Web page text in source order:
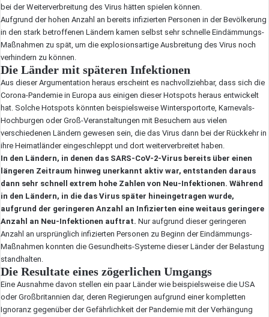
bei der Weiterverbreitung des Virus hätten spielen können.
Aufgrund der hohen Anzahl an bereits infizierten Personen in der Bevölkerung
in den stark betroffenen Ländern kamen selbst sehr schnelle Eindämmungs-
Maßnahmen zu spät, um die explosionsartige Ausbreitung des Virus noch
verhindern zu können.
Die Länder mit späteren Infektionen
Aus dieser Argumentation heraus erscheint es nachvollziehbar, dass sich die
Corona-Pandemie in Europa aus einigen dieser Hotspots heraus entwickelt
hat. Solche Hotspots könnten beispielsweise Wintersportorte, Karnevals-
Hochburgen oder Groß-Veranstaltungen mit Besuchern aus vielen
verschiedenen Ländern gewesen sein, die das Virus dann bei der Rückkehr in
ihre Heimatländer eingeschleppt und dort weiterverbreitet haben.
In den Ländern, in denen das SARS-CoV-2-Virus bereits über einen
längeren Zeitraum hinweg unerkannt aktiv war, entstanden daraus
dann sehr schnell extrem hohe Zahlen von Neu-Infektionen. Während
in den Ländern, in die das Virus später hineingetragen wurde,
aufgrund der geringeren Anzahl an Infizierten eine weitaus geringere
Anzahl an Neu-Infektionen auftrat. Nur aufgrund dieser geringeren
Anzahl an ursprünglich infizierten Personen zu Beginn der Eindämmungs-
Maßnahmen konnten die Gesundheits-Systeme dieser Länder der Belastung
standhalten.
Die Resultate eines zögerlichen Umgangs
Eine Ausnahme davon stellen ein paar Länder wie beispielsweise die USA
oder Großbritannien dar, deren Regierungen aufgrund einer kompletten
Ignoranz gegenüber der Gefährlichkeit der Pandemie mit der Verhängung